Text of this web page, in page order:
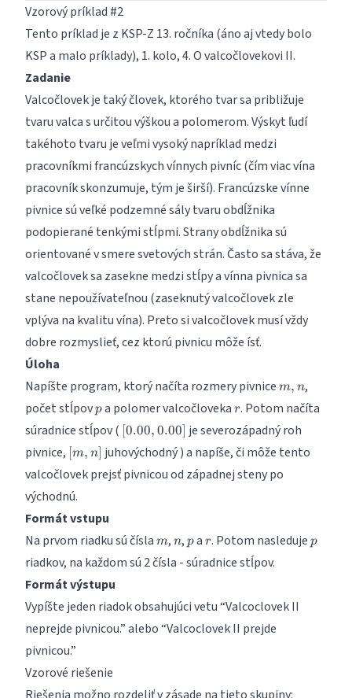
Vzorový príklad #2
Tento príklad je z KSP-Z 13. ročníka (áno aj vtedy bolo
KSP a malo príklady), 1. kolo, 4. O valcočlovekovi II.
Zadanie
Valcočlovek je taký človek, ktorého tvar sa približuje
tvaru valca s určitou výškou a polomerom. Výskyt ľudí
takéhoto tvaru je veľmi vysoký napríklad medzi
pracovníkmi francúzskych vínnych pivníc (čím viac vína
pracovník skonzumuje, tým je širší). Francúzske vínne
pivnice sú veľké podzemné sály tvaru obdĺžnika
podopierané tenkými stĺpmi. Strany obdĺžnika sú
orientované v smere svetových strán. Často sa stáva, že
valcočlovek sa zasekne medzi stĺpy a vínna pivnica sa
stane nepoužívateľnou (zaseknutý valcočlovek zle
vplýva na kvalitu vína). Preto si valcočlovek musí vždy
dobre rozmyslieť, cez ktorú pivnicu môže ísť.
Úloha
Napíšte program, ktorý načíta rozmery pivnice m,
m, n,
počet stĺpovp
pa polomer valcočloveka r
r. Potom načíta
súradnice stĺpov ( [0.00,0.00]
0.00, 0.00 je severozápadný roh
pivnice, [m,n]
m, n] juhovýchodný ) a napíše, či môže tento
valcočlovek prejsť pivnicou od západnej steny po
východnú.
Formát vstupu
Na prvom riadku sú čísla m
m, n
n, p
pa r
r. Potom nasledujep
p
riadkov, na každom sú 2 čísla - súradnice stĺpov.
Formát výstupu
Vypíšte jeden riadok obsahujúci vetu “Valcoclovek II
neprejde pivnicou.” alebo “Valcoclovek II prejde
pivnicou.”
Vzorové riešenie